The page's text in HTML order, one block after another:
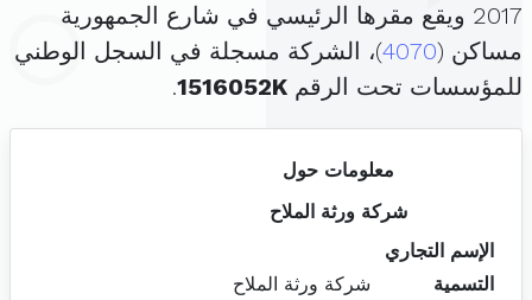
2017 ويقع مقرها الرئيسي في شارع الجمهورية
مساكن (4070)، الشركة مسجلة في السجل الوطني
للمؤسسات تحت الرقم 1516052K
.
معلومات حول
شركة ورثة الملاح
الإسم التجاري
التسمية
شركة ورثة الملاح